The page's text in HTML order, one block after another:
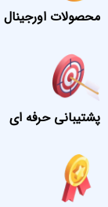
محصولات اورجینال
پشتیبانی حرفه ای